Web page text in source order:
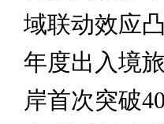
域联动效应
年度出入境
岸首次突破